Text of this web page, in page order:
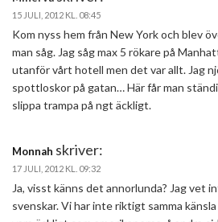
15 JULI, 2012 KL. 08:45
Kom nyss hem från New York och blev
man såg. Jag såg max 5 rökare på
utanför vårt hotell men det var allt. Jag
spottloskor på gatan… Här får man
slippa trampa på ngt äckligt.
Monnah skriver:
17 JULI, 2012 KL. 09:32
Ja, visst känns det annorlunda? Jag vet
svenskar. Vi har inte riktigt samma